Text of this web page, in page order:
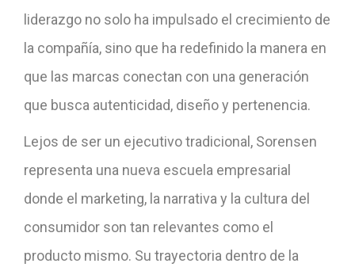
liderazgo no solo ha impulsado el crecimiento de
la compañía, sino que ha redefinido la manera en
que las marcas conectan con una generación
que busca autenticidad, diseño y pertenencia.
Lejos de ser un ejecutivo tradicional, Sorensen
representa una nueva escuela empresarial
donde el marketing, la narrativa y la cultura del
consumidor son tan relevantes como el
producto mismo. Su trayectoria dentro de la